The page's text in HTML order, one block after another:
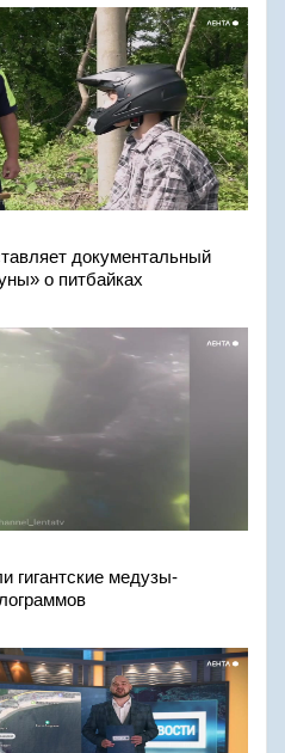
документальный
о питбайках
гигантские медузы-